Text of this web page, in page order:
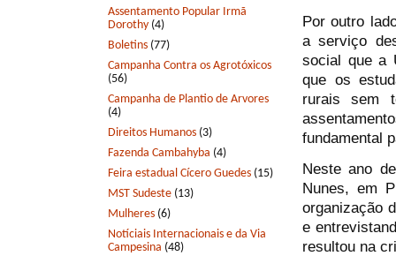
Assentamento Popular Irmã
Dorothy (4)
Boletins (77)
Campanha Contra os Agrotóxicos
(56)
Campanha de Plantio de Arvores
(4)
Direitos Humanos (3)
Fazenda Cambahyba (4)
Feira estadual Cícero Guedes (15)
MST Sudeste (13)
Mulheres (6)
Notíciais Internacionais e da Via
Campesina (48)
Por outro
a serviço
social que a
que os
rurais sem
fundamental
Neste ano
Nunes, em
organização
e
resultou na